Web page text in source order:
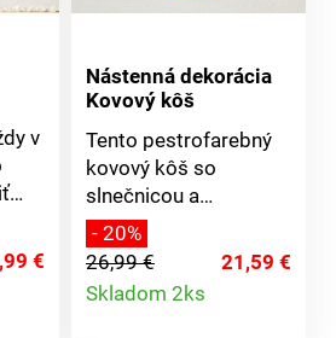
v
€
Nástenná dekorácia
Kovový kôš
Tento pestrofarebný
kovový kôš so
slnečnicou a
konopnou mašľou
priťahuje pozornosť
každého, vo vnútri aj
vonku.
- 20%
26,99 €
21,59 €
Skladom 2ks
Detail